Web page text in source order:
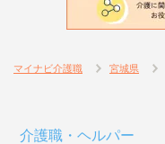
マイナビ介護職 宮城県
介護職・ヘルパー